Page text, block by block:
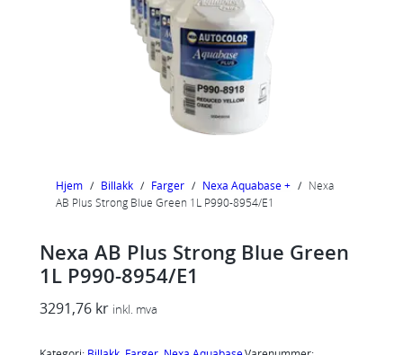
Hjem / Billakk / Farger / Nexa Aquabase + / Nexa
AB Plus Strong Blue Green 1L P990-8954/E1
Nexa AB Plus Strong Blue Green
1L P990-8954/E1
3291,76 kr inkl. mva